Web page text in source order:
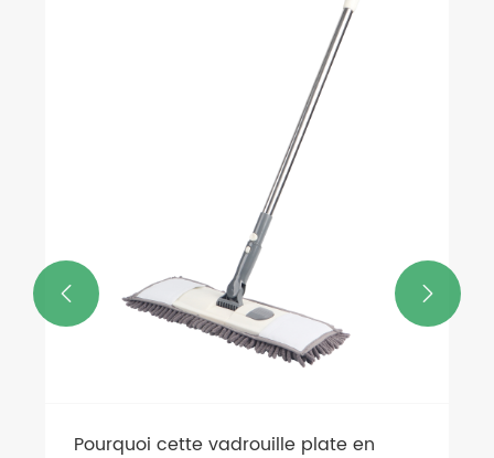
Nous assisterons à la 139ème Foire de
 